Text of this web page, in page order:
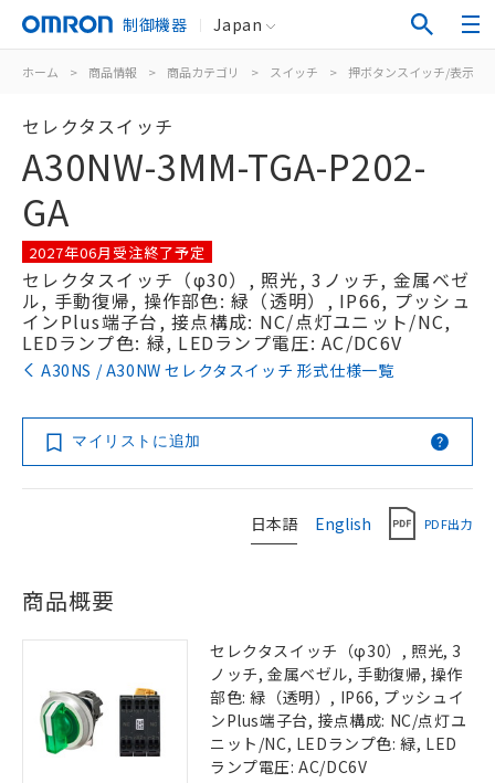
制御機器 Japan
ホーム > 商品情報 > 商品カテゴリ > スイッチ > 押ボタンスイッチ/表示灯
セレクタスイッチ
A30NW-3MM-TGA-P202-
GA
2027年06月受注終了予定
セレクタスイッチ（φ30）, 照光, 3ノッチ, 金属ベゼ
ル, 手動復帰, 操作部色: 緑（透明）, IP66, プッシュ
インPlus端子台, 接点構成: NC/点灯ユニット/NC,
LEDランプ色: 緑, LEDランプ電圧: AC/DC6V
A30NS / A30NW セレクタスイッチ 形式仕様一覧
マイリストに追加
日本語 English PDF出力
商品概要
セレクタスイッチ（φ30）, 照光, 3
ノッチ, 金属ベゼル, 手動復帰, 操作
部色: 緑（透明）, IP66, プッシュイ
ンPlus端子台, 接点構成: NC/点灯ユ
ニット/NC, LEDランプ色: 緑, LED
ランプ電圧: AC/DC6V